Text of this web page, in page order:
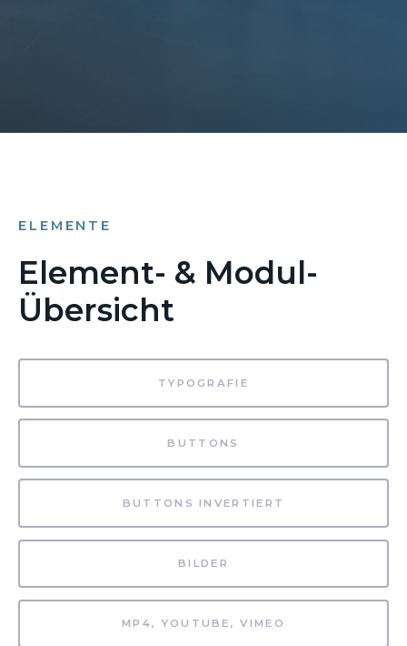
ELEMENTE
Element- & Modul-
Übersicht
TYPOGRAFIE
BUTTONS
BUTTONS INVERTIERT
BILDER
MP4, YOUTUBE, VIMEO